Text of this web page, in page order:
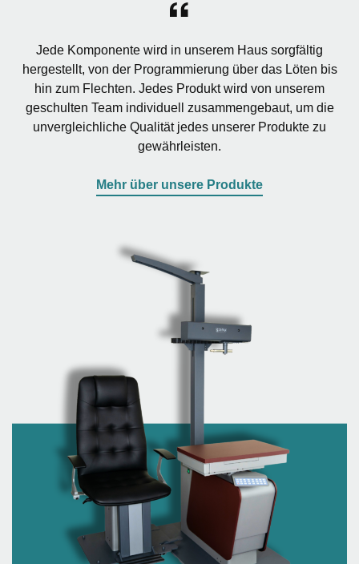
Jede Komponente wird in unserem Haus sorgfältig
hergestellt, von der Programmierung über das Löten bis
hin zum Flechten. Jedes Produkt wird von unserem
geschulten Team individuell zusammengebaut, um die
unvergleichliche Qualität jedes unserer Produkte zu
gewährleisten.
Mehr über unsere Produkte